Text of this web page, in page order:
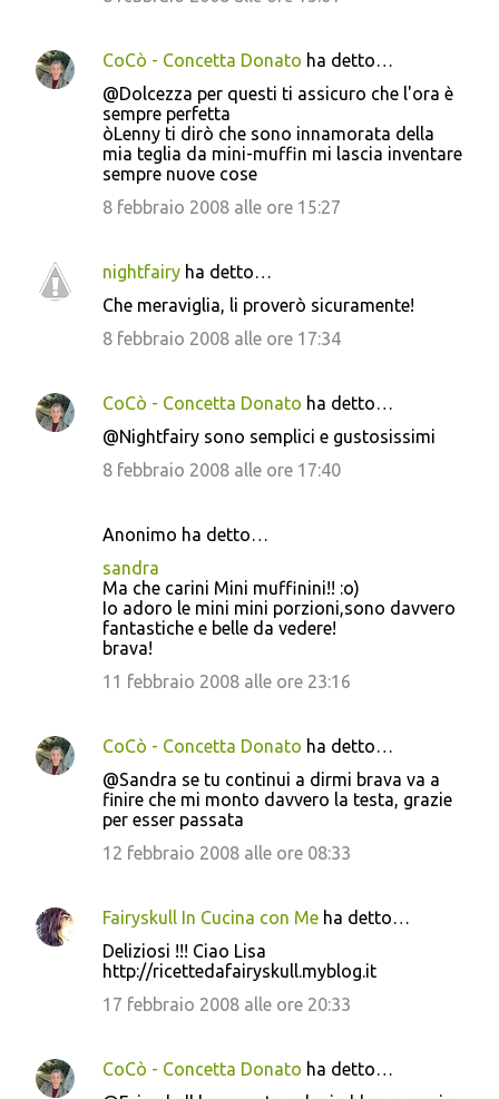
CoCò - Concetta Donato ha detto…
@Dolcezza per questi ti assicuro che l'ora è
sempre perfetta
òLenny ti dirò che sono innamorata della
mia teglia da mini-muffin mi lascia inventare
sempre nuove cose
8 febbraio 2008 alle ore 15:27
nightfairy ha detto…
Che meraviglia, li proverò sicuramente!
8 febbraio 2008 alle ore 17:34
CoCò - Concetta Donato ha detto…
@Nightfairy sono semplici e gustosissimi
8 febbraio 2008 alle ore 17:40
Anonimo ha detto…
sandra
Ma che carini Mini muffinini!! :o)
Io adoro le mini mini porzioni,sono davvero
fantastiche e belle da vedere!
brava!
11 febbraio 2008 alle ore 23:16
CoCò - Concetta Donato ha detto…
@Sandra se tu continui a dirmi brava va a
finire che mi monto davvero la testa, grazie
per esser passata
12 febbraio 2008 alle ore 08:33
Fairyskull In Cucina con Me ha detto…
Deliziosi !!! Ciao Lisa
http://ricettedafairyskull.myblog.it
17 febbraio 2008 alle ore 20:33
CoCò - Concetta Donato ha detto…